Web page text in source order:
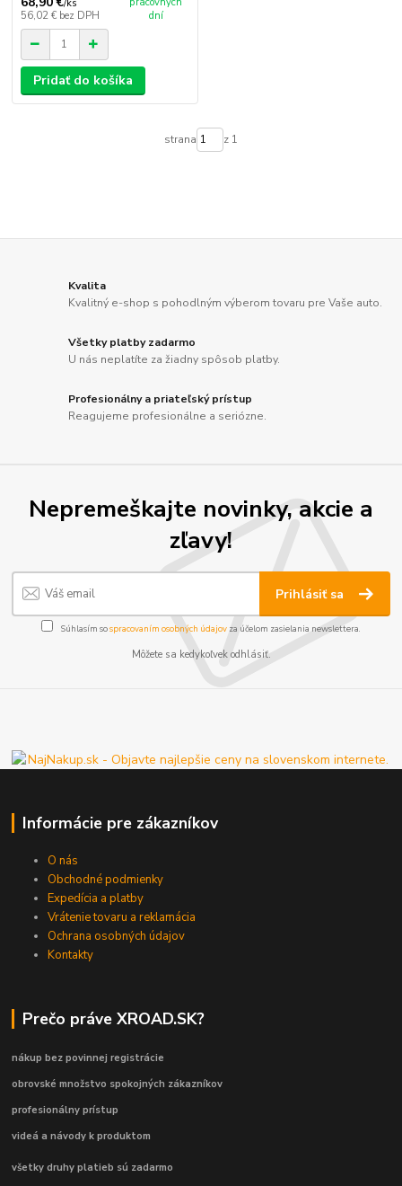
/ks
56,02 € bez DPH
dní
Pridať do košíka
strana z 1
Kvalita
Kvalitný e-shop s pohodlným výberom tovaru pre Vaše auto.
Všetky platby zadarmo
U nás neplatíte za žiadny spôsob platby.
Profesionálny a priateľský prístup
Reagujeme profesionálne a seriózne.
Nepremeškajte novinky, akcie a
zľavy!
Prihlásiť sa
Súhlasím sospracovaním osobných údajov za účelom zasielania newslettera.
Môžete sa kedykoľvek odhlásiť.
Informácie pre zákazníkov
O nás
Obchodné podmienky
Expedícia a platby
Vrátenie tovaru a reklamácia
Ochrana osobných údajov
Kontakty
Prečo práve XROAD.SK?
nákup bez povinnej registrácie
obrovské množstvo spokojných zákazníkov
profesionálny prístup
videá a návody k produktom
všetky druhy platieb sú zadarmo